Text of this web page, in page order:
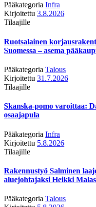
Pääkategoria Infra
Kirjoitettu 3.8.2026
Tilaajille
Ruotsalainen
Suomessa – asema
Pääkategoria Talous
Kirjoitettu 31.7.2026
Tilaajille
Skanska-pomo varoittaa:
osaajapula
Pääkategoria Infra
Kirjoitettu 5.8.2026
Tilaajille
Rakennustyö Salminen
aluejohtajaksi Heikki
Pääkategoria Talous